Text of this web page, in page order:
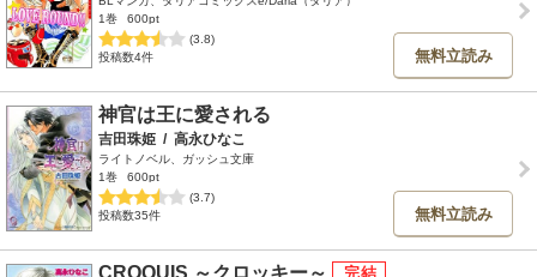
1巻
600pt
(3.8)
投稿数4件
無料立読み
神官は王に愛される
吉田珠姫 / 高永ひなこ
ライトノベル、ガッシュ文庫
1巻
600pt
(3.7)
投稿数35件
無料立読み
CROQUIS ～クロッキー～